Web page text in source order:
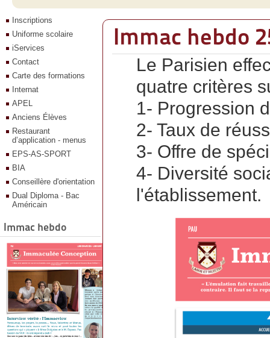
Inscriptions
Uniforme scolaire
iServices
Contact
Carte des formations
Internat
APEL
Anciens Élèves
Restaurant
d’application - menus
EPS-AS-SPORT
BIA
Conseillère d'orientation
Dual Diploma - Bac
Américain
Immac hebdo
Immac hebdo
Le Parisien
quatre critères
1- Progression
2- Taux de
3- Offre de
4- Diversité
l'établissement.